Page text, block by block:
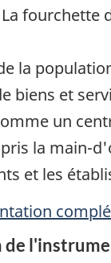
La fourchette
la
biens et
un
la main-
et les
de